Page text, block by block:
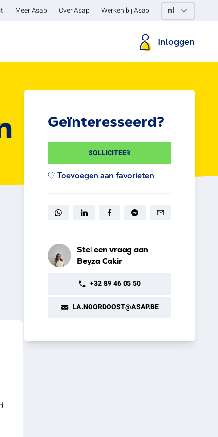
Meer Asap Over Asap Werken bij Asap
Inloggen
Geïnteresseerd?
SOLLICITEER
Toevoegen aan favorieten
Stel een vraag aan
Beyza Cakir
+32 89 46 05 50
LA.NOORDOOST@ASAP.BE